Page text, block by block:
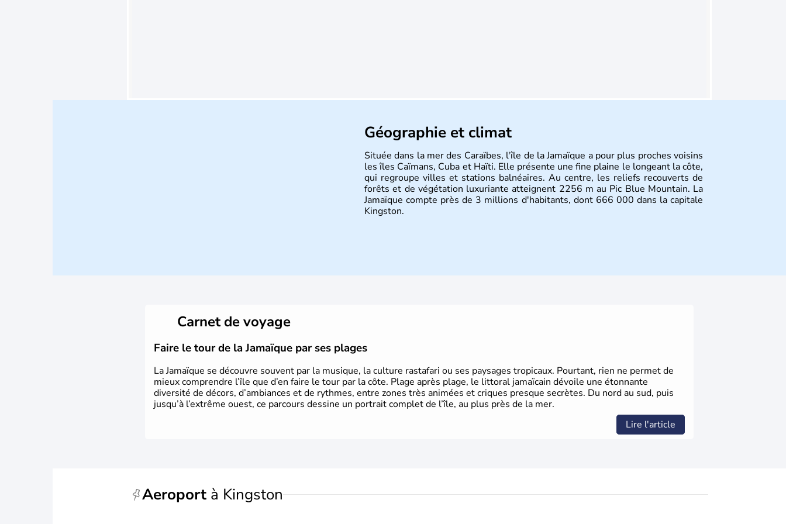
Géographie et climat
Située dans la mer des Caraïbes, l'île de la Jamaïque a pour plus proches voisins
les îles Caïmans, Cuba et Haïti. Elle présente une fine plaine le longeant la côte,
qui regroupe villes et stations balnéaires. Au centre, les reliefs recouverts de
forêts et de végétation luxuriante atteignent 2256 m au Pic Blue Mountain. La
Jamaïque compte près de 3 millions d'habitants, dont 666 000 dans la capitale
Kingston.
Carnet de voyage
Faire le tour de la Jamaïque par ses plages
La Jamaïque se découvre souvent par la musique, la culture rastafari ou ses paysages tropicaux. Pourtant, rien ne permet de
mieux comprendre l’île que d’en faire le tour par la côte. Plage après plage, le littoral jamaïcain dévoile une étonnante
diversité de décors, d’ambiances et de rythmes, entre zones très animées et criques presque secrètes. Du nord au sud, puis
jusqu’à l’extrême ouest, ce parcours dessine un portrait complet de l’île, au plus près de la mer.
Lire l'article
Aeroport à Kingston